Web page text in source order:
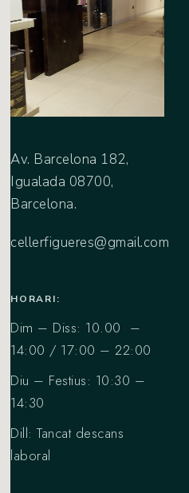
Av. Barcelona 182,
Igualada 08700,
Barcelona.
cellerfigueres@gmail.com
HORARI:
Dim – Diss: 10.00 –
14:00 / 17:00 – 22:00
Diu – Festius: 10:30 –
14:30
Dill: Tancat descans
laboral